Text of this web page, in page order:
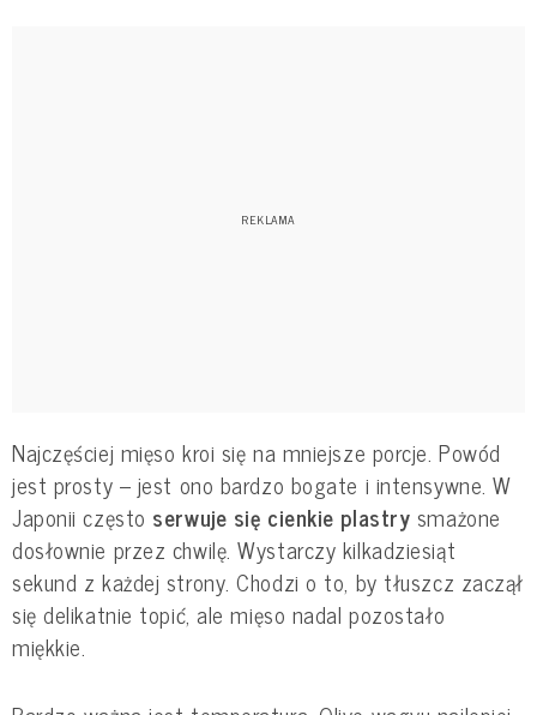
Najczęściej mięso kroi się na mniejsze porcje. Powód
jest prosty – jest ono bardzo bogate i intensywne. W
Japonii często serwuje się cienkie plastry smażone
dosłownie przez chwilę. Wystarczy kilkadziesiąt
sekund z każdej strony. Chodzi o to, by tłuszcz zaczął
się delikatnie topić, ale mięso nadal pozostało
miękkie.